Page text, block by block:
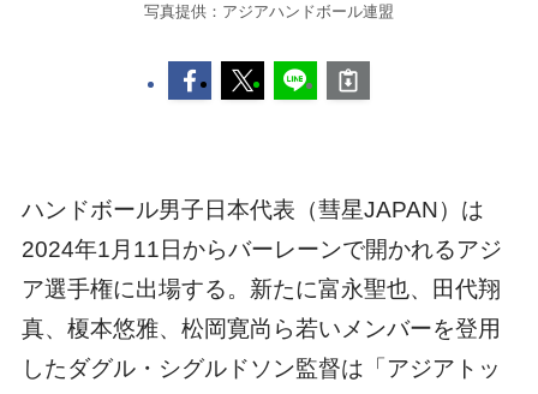
写真提供：アジアハンドボール連盟
ハンドボール男子日本代表（彗星JAPAN）は
2024年1月11日からバーレーンで開かれるアジ
ア選手権に出場する。新たに富永聖也、田代翔
真、榎本悠雅、松岡寛尚ら若いメンバーを登用
したダグル・シグルドソン監督は「アジアトッ